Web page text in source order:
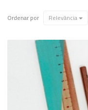
Ordenar por Relevância